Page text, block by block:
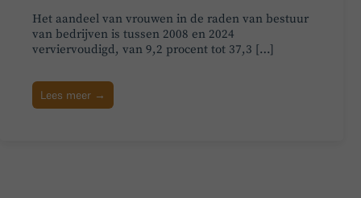
Het aandeel van vrouwen in de raden van bestuur
van bedrijven is tussen 2008 en 2024
verviervoudigd, van 9,2 procent tot 37,3 […]
Lees meer →